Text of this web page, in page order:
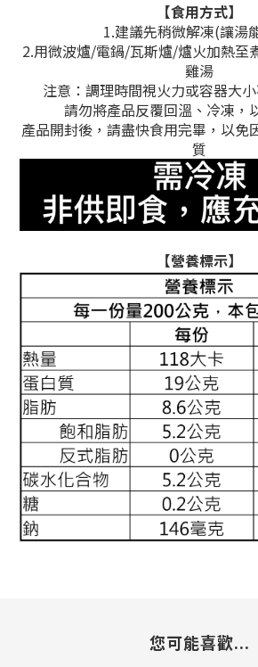
【食用方式】
1.建議先稍微解凍(讓湯
2.用微波爐/電鍋/瓦斯爐/爐火加熱至
雞湯
注意：調理時間視火力或容器大
請勿將產品反覆回溫、冷凍，
產品開封後，請盡快食用完畢，以免
質
【營養標示】
您可能喜歡...